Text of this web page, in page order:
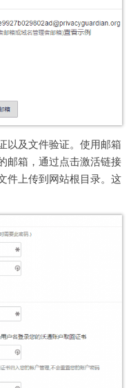
以及文件验证。使用邮箱
邮箱，通过点击激活链接
件上传到网站根目录。这